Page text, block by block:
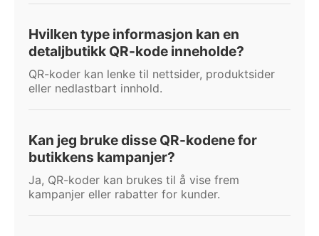
Hvilken type informasjon kan en
detaljbutikk QR-kode inneholde?
QR-koder kan lenke til nettsider, produktsider
eller nedlastbart innhold.
Kan jeg bruke disse QR-kodene for
butikkens kampanjer?
Ja, QR-koder kan brukes til å vise frem
kampanjer eller rabatter for kunder.